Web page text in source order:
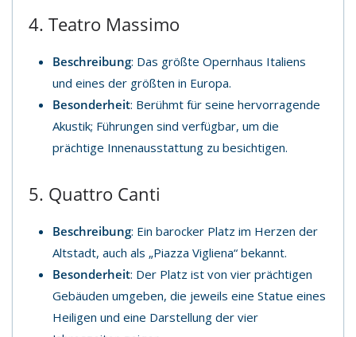
4. Teatro Massimo
Beschreibung: Das größte Opernhaus Italiens
und eines der größten in Europa.
Besonderheit: Berühmt für seine hervorragende
Akustik; Führungen sind verfügbar, um die
prächtige Innenausstattung zu besichtigen.
5. Quattro Canti
Beschreibung: Ein barocker Platz im Herzen der
Altstadt, auch als „Piazza Vigliena“ bekannt.
Besonderheit: Der Platz ist von vier prächtigen
Gebäuden umgeben, die jeweils eine Statue eines
Heiligen und eine Darstellung der vier